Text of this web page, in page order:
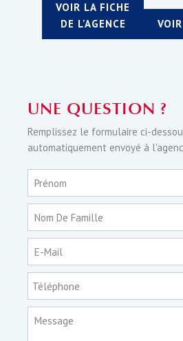
VOIR LA FICHE
DE L'AGENCE
UNE QUESTION ?
Remplissez le formulaire ci-
automatiquement envoyé à
Prénom
Nom De Famille
E-Mail
Téléphone
Message